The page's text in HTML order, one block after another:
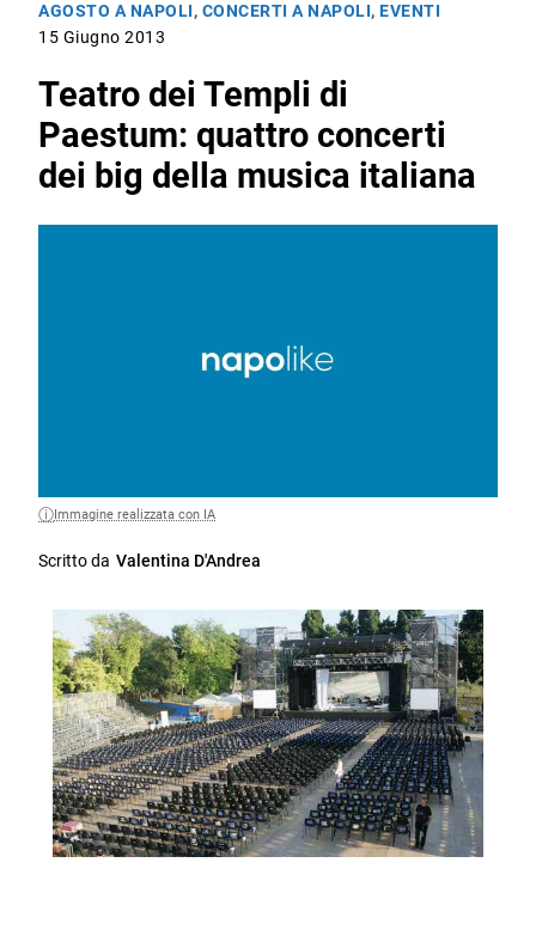
AGOSTO A NAPOLI, CONCERTI A NAPOLI,EVENTI
15 Giugno 2013
Teatro dei Templi di
Paestum: quattro concerti
dei big della musica italiana
Immagine realizzata con IA
Scritto da Valentina D'Andrea